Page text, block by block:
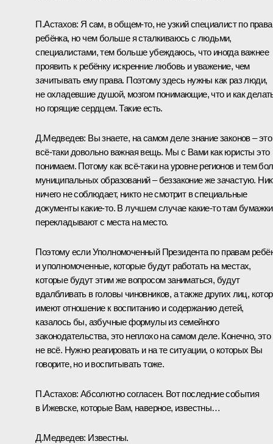
П.Астахов: Я сам, в общем‑то, не узкий специалист по
ребёнка, но чем больше я сталкиваюсь с людьми,
специалистами, тем больше убеждаюсь, что иногда важнее
проявить к ребёнку искренние любовь и уважение, чем
зачитывать ему права. Поэтому здесь нужны как раз люди,
не охладевшие душой, мозгом понимающие, что и как
но горящие сердцем. Такие есть.
Д.Медведев: Вы знаете, на самом деле знание законов – это
всё‑таки довольно важная вещь. Мы с Вами как юристы это
понимаем. Потому как всё‑таки на уровне регионов и тем
муниципальных образований – беззаконие же зачастую.
ничего не соблюдает, никто не смотрит в специальные
документы какие‑то. В лучшем случае какие‑то там бумажки
перекладывают с места на место.
Поэтому если Уполномоченный Президента по правам
и уполномоченные, которые будут работать на местах,
которые будут этим же вопросом заниматься, будут
вдалбливать в головы чиновников, а также других лиц,
имеют отношение к воспитанию и содержанию детей,
казалось бы, азбучные формулы из семейного
законодательства, это неплохо на самом деле. Конечно, это
не всё. Нужно реагировать и на те ситуации, о которых Вы
говорите, но и воспитывать тоже.
П.Астахов: Абсолютно согласен. Вот последние события
в Ижевске, которые Вам, наверное, известны…
Д.Медведев: Известны.